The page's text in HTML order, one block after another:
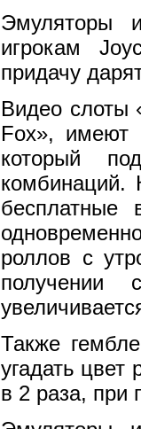
Эмуляторы
игрокам
придачу
Видео слоты
Fox», имеют
который
комбинаций.
бесплатные
роллов с
получении
Также
угадать цвет
в 2 раза, при